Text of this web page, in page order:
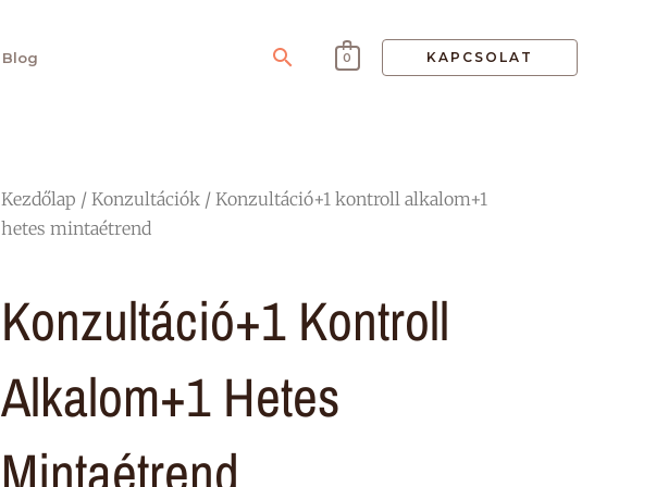
Blog Search
0 KAPCSOLAT
Kezdőlap / Konzultációk / Konzultáció+1 kontroll alkalom+1
hetes mintaétrend
Konzultáció+1 Kontroll
Alkalom+1 Hetes